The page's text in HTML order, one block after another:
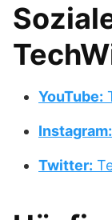
YouTube:
Instagram:
Twitter: